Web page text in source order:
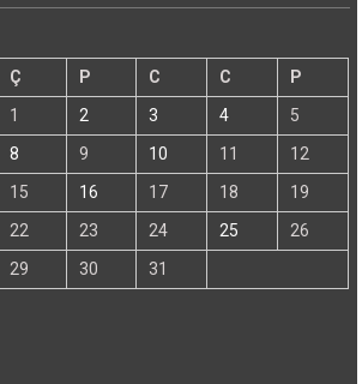
Ç P C C
P
1
2 3 4
5
8 9 10 11
12
15 16 17 18
19
22 23 24 25
26
29 30 31